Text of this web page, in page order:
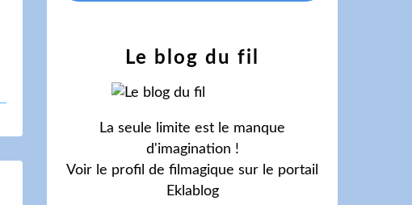
Le blog du fil
La seule limite est le manque
d'imagination !
Voir le profil de filmagique sur le portail
Eklablog